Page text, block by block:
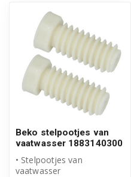
D5543FW 7612282942
D5879FW 7600583342
DEN38530WAD 7628763977
DEN38530XAD 7628563977
DEN48520XAD 7695167677
DEN48520XAD 7680363977
Beko stelpootjes van
vaatwasser 1883140300
• Stelpootjes van
vaatwasser